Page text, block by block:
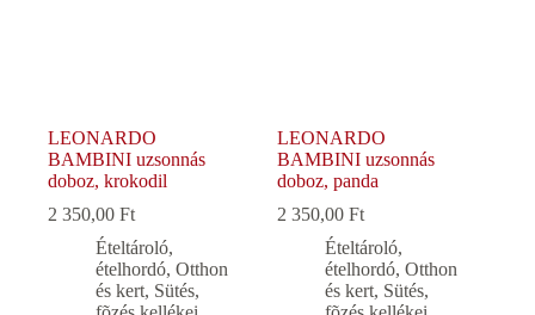
LEONARDO
BAMBINI uzsonnás
doboz, krokodil
2 350,00 Ft
Ételtároló,
ételhordó, Otthon
és kert, Sütés,
LEONARDO
BAMBINI uzsonnás
doboz, panda
2 350,00Ft
Ételtároló,
ételhordó,Otthon
és kert, Sütés,